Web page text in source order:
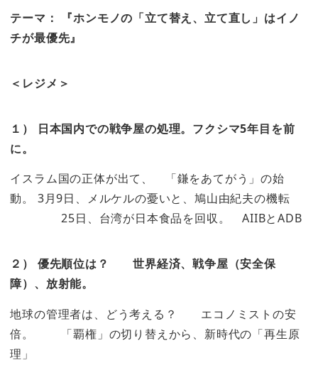
テーマ： 『ホンモノの「立て替え、立て直し」はイノ
チが最優先』
＜レジメ＞
１） 日本国内での戦争屋の処理。フクシマ5年目を前
に。
イスラム国の正体が出て、 「鎌をあてがう」の始
動。 3月9日、メルケルの憂いと、鳩山由紀夫の機転
25日、台湾が日本食品を回収。 AIIBとADB
２） 優先順位は？ 世界経済、戦争屋（安全保
障）、放射能。
地球の管理者は、どう考える？ エコノミストの安
倍。 「覇権」の切り替えから、新時代の「再生原
理」